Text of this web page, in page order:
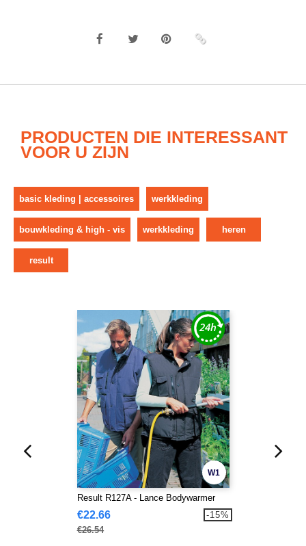
PRODUCTEN DIE INTERESSANT
VOOR U ZIJN
basic kleding | accessoires werkkleding
bouwkleding & high - vis werkkleding heren
result
W1
Result R127A - Lance Bodywarmer
€22.66
€26.54
-15%